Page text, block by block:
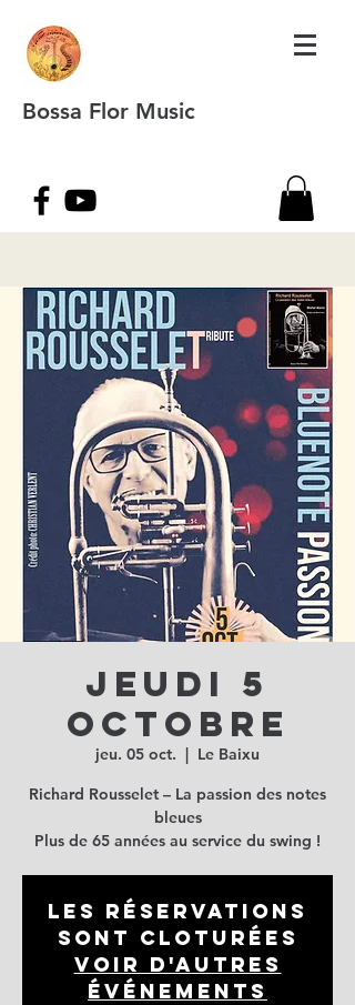
Bossa Flor Music
Jeudi 5
octobre
jeu. 05 oct.
  |
Le Baixu
Richard Rousselet – La passion des notes
bleues
Plus de 65 années au service du swing !
Les réservations
sont cloturées
Voir d'autres
événements